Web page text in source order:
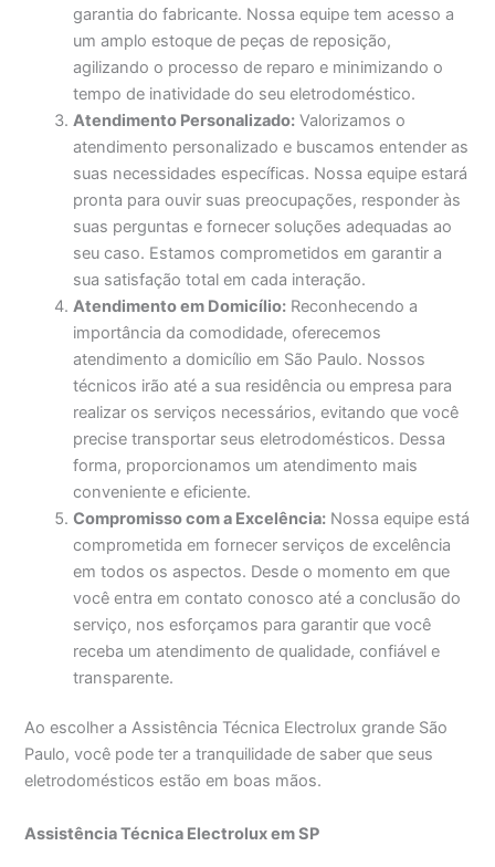
garantia do fabricante. Nossa equipe tem acesso a
um amplo estoque de peças de reposição,
agilizando o processo de reparo e minimizando o
tempo de inatividade do seu eletrodoméstico.
Atendimento Personalizado: Valorizamos o
atendimento personalizado e buscamos entender as
suas necessidades específicas. Nossa equipe estará
pronta para ouvir suas preocupações, responder às
suas perguntas e fornecer soluções adequadas ao
seu caso. Estamos comprometidos em garantir a
sua satisfação total em cada interação.
Atendimento em Domicílio: Reconhecendo a
importância da comodidade, oferecemos
atendimento a domicílio em São Paulo. Nossos
técnicos irão até a sua residência ou empresa para
realizar os serviços necessários, evitando que você
precise transportar seus eletrodomésticos. Dessa
forma, proporcionamos um atendimento mais
conveniente e eficiente.
Compromisso com a Excelência: Nossa equipe está
comprometida em fornecer serviços de excelência
em todos os aspectos. Desde o momento em que
você entra em contato conosco até a conclusão do
serviço, nos esforçamos para garantir que você
receba um atendimento de qualidade, confiável e
transparente.
Ao escolher a Assistência Técnica Electrolux grande São
Paulo, você pode ter a tranquilidade de saber que seus
eletrodomésticos estão em boas mãos.
Assistência Técnica Electrolux em SP